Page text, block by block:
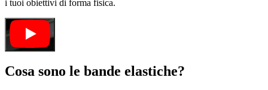
i tuoi obiettivi di forma fisica.
Cosa sono le bande elastiche?